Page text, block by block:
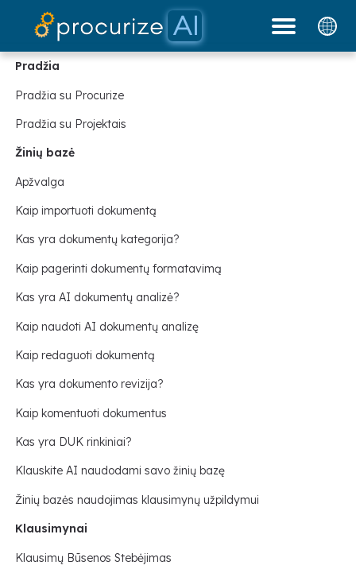
Pradžia
Pradžia su Procurize
Pradžia su Projektais
Žinių bazė
Apžvalga
Kaip importuoti dokumentą
Kas yra dokumentų kategorija?
Kaip pagerinti dokumentų formatavimą
Kas yra AI dokumentų analizė?
Kaip naudoti AI dokumentų analizę
Kaip redaguoti dokumentą
Kas yra dokumento revizija?
Kaip komentuoti dokumentus
Kas yra DUK rinkiniai?
Klauskite AI naudodami savo žinių bazę
Žinių bazės naudojimas klausimynų užpildymui
Klausimynai
Klausimų Būsenos Stebėjimas